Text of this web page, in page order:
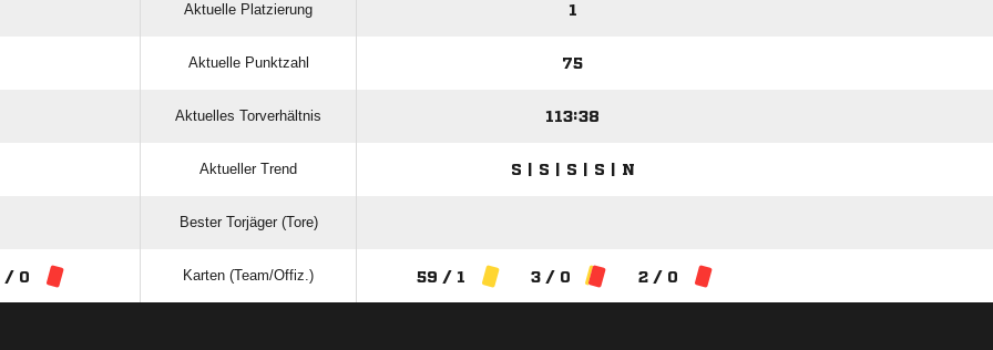
Aktuelle Platzierung 1
Aktuelle Punktzahl 75
Aktuelles Torverhältnis 113:38
Aktueller Trend S | S | S | S | N
Bester Torjäger (Tore)
/ 0 Karten (Team/Offiz.) 59 / 1 3 / 0 2 / 0